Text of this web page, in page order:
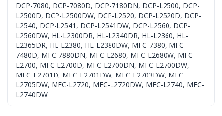
DCP-7080, DCP-7080D, DCP-7180DN, DCP-L2500, DCP-
L2500D, DCP-L2500DW, DCP-L2520, DCP-L2520D, DCP-
L2540, DCP-L2541 , DCP-L2541DW, DCP-L2560, DCP-
L2560DW, HL-L2300DR, HL-L2340DR, HL-L2360, HL-
L2365DR, HL-L2380, HL-L2380DW, MFC-7380, MFC-
7480D, MFC-7880DN, MFC-L2680, MFC-L2680W, MFC-
L2700, MFC-L2700D, MFC-L2700DN, MFC-L2700DW,
MFC-L2701D, MFC-L2701DW, MFC-L2703DW, MFC-
L2705DW, MFC-L2720, MFC-L2720DW, MFC-L2740, MFC-
L2740DW